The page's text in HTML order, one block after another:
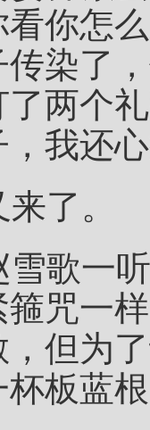
看你怎
传染了
了两个
，我还
来了。
雪歌一
箍咒一
，但为
板蓝根